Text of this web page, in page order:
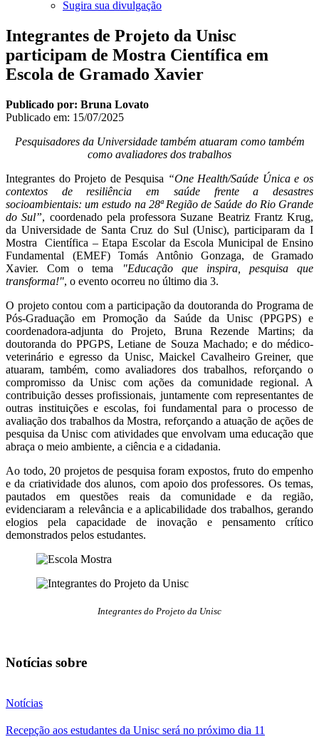
Sugira sua divulgação
Integrantes de Projeto da Unisc
participam de Mostra Científica em
Escola de Gramado Xavier
Publicado por: Bruna Lovato
Publicado em: 15/07/2025
Pesquisadores da Universidade também atuaram como também
como avaliadores dos trabalhos
Integrantes do Projeto de Pesquisa “One Health/Saúde Única e os
contextos de resiliência em saúde frente a desastres
socioambientais: um estudo na 28ª Região de Saúde do Rio Grande
do Sul”, coordenado pela professora Suzane Beatriz Frantz Krug,
da Universidade de Santa Cruz do Sul (Unisc), participaram da I
Mostra Científica – Etapa Escolar da Escola Municipal de Ensino
Fundamental (EMEF) Tomás Antônio Gonzaga, de Gramado
Xavier. Com o tema "Educação que inspira, pesquisa que
transforma!", o evento ocorreu no último dia 3.
O projeto contou com a participação da doutoranda do Programa de
Pós-Graduação em Promoção da Saúde da Unisc (PPGPS) e
coordenadora-adjunta do Projeto, Bruna Rezende Martins; da
doutoranda do PPGPS, Letiane de Souza Machado; e do médico-
veterinário e egresso da Unisc, Maickel Cavalheiro Greiner, que
atuaram, também, como avaliadores dos trabalhos, reforçando o
compromisso da Unisc com ações da comunidade regional. A
contribuição desses profissionais, juntamente com representantes de
outras instituições e escolas, foi fundamental para o processo de
avaliação dos trabalhos da Mostra, reforçando a atuação de ações de
pesquisa da Unisc com atividades que envolvam uma educação que
abraça o meio ambiente, a ciência e a cidadania.
Ao todo, 20 projetos de pesquisa foram expostos, fruto do empenho
e da criatividade dos alunos, com apoio dos professores. Os temas,
pautados em questões reais da comunidade e da região,
evidenciaram a relevância e a aplicabilidade dos trabalhos, gerando
elogios pela capacidade de inovação e pensamento crítico
demonstrados pelos estudantes.
Integrantes do Projeto da Unisc
Notícias sobre
Notícias
Recepção aos estudantes da Unisc será no próximo dia 11